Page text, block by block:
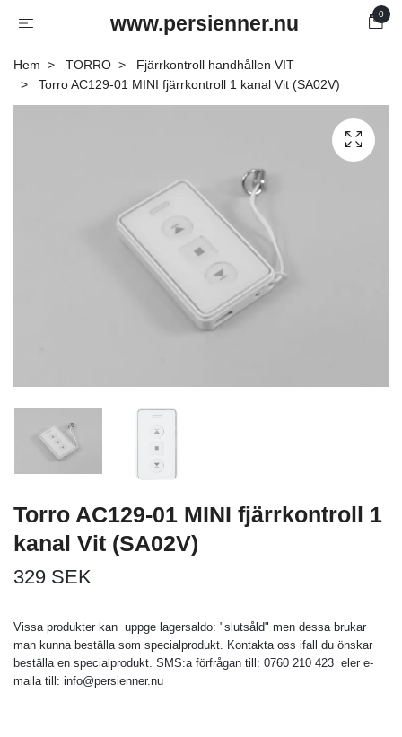
www.persienner.nu 0
Hem TORRO
Fjärrkontroll handhållen VIT
Torro AC129-01 MINI fjärrkontroll 1 kanal Vit (SA02V)
Torro AC129-01 MINI fjärrkontroll 1
kanal Vit (SA02V)
329 SEK
Vissa produkter kan uppge lagersaldo: "slutsåld" men dessa brukar
man kunna beställa som specialprodukt. Kontakta oss ifall du önskar
beställa en specialprodukt. SMS:a förfrågan till: 0760 210 423 eler e-
maila till: info@persienner.nu